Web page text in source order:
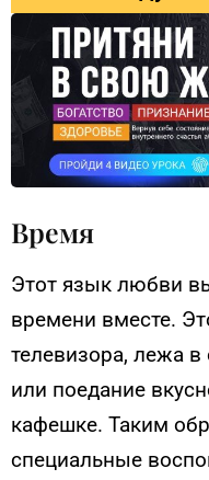
Время
Этот язык любви
времени вместе.
телевизора, лежа в
или поедание
кафешке. Таким
специальные